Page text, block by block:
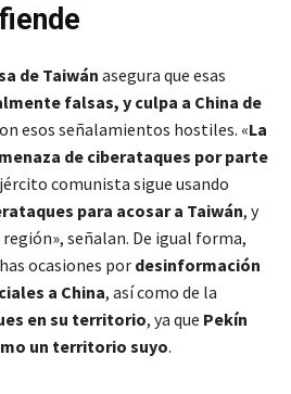
de Taiwánasegura que esas
falsas, y culpa a China de
esos señalamientos hostiles. «La
de ciberataques por parte
comunista sigue usando
para acosar a Taiwán, y
señalan. De igual forma,
ocasiones por desinformación
a China, así como de la
en su territorio, ya que Pekín
un territorio suyo.